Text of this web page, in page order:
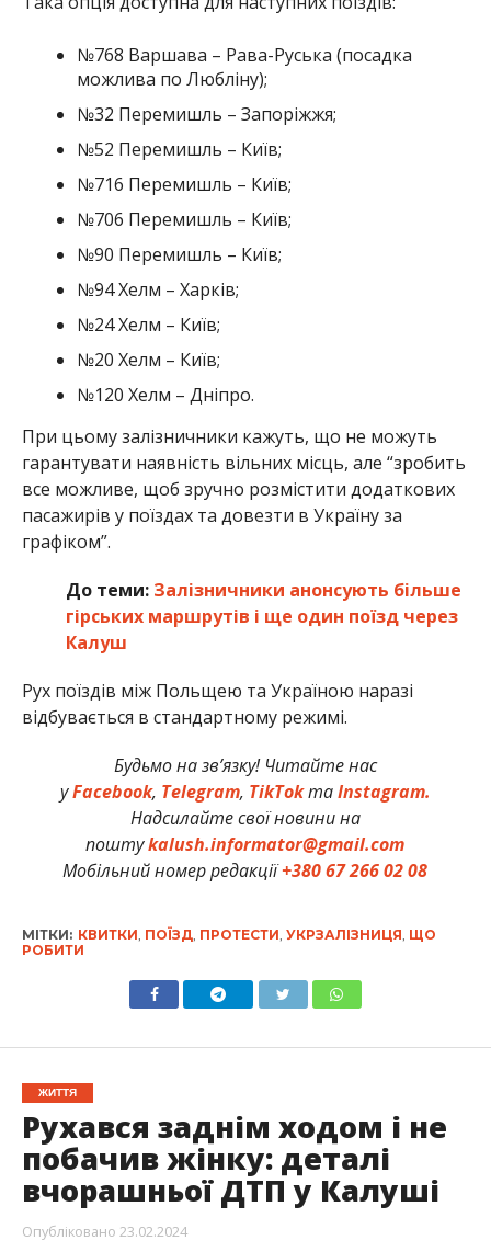
№768 Варшава – Рава-Руська (посадка
можлива по Любліну);
№32 Перемишль – Запоріжжя;
№52 Перемишль – Київ;
№716 Перемишль – Київ;
№706 Перемишль – Київ;
№90 Перемишль – Київ;
№94 Хелм – Харків;
№24 Хелм – Київ;
№20 Хелм – Київ;
№120 Хелм – Дніпро.
При цьому залізничники кажуть, що не можуть
гарантувати наявність вільних місць, але “зробить
все можливе, щоб зручно розмістити додаткових
пасажирів у поїздах та довезти в Україну за
графіком”.
До теми: Залізничники анонсують більше
гірських маршрутів і ще один поїзд через
Калуш
Рух поїздів між Польщею та Україною наразі
відбувається в стандартному режимі.
Будьмо на зв’язку! Читайте нас
уFacebook, Telegram, TikTokтаInstagram.
Надсилайте свої новини на
поштуkalush.informator@gmail.com
Мобільний номер редакції+380 67 266 02 08
МІТКИ: КВИТКИ ПОЇЗД, ПРОТЕСТИ УКРЗАЛІЗНИЦЯ ЩО
РОБИТИ
ЖИТТЯ
Рухався заднім ходом і не
побачив жінку: деталі
вчорашньої ДТП у Калуші
Опубліковано 23.02.2024